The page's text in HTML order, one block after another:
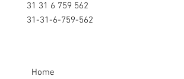
31 31 6 759 562
31-31-6-759-562
Home